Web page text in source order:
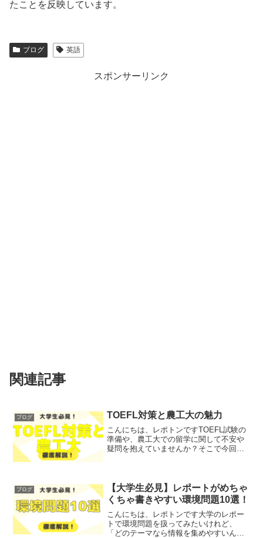
たことを反映しています。
ブログ 英語
スポンサーリンク
関連記事
ブログ TOEFL対策と農工大の魅力
こんにちは、レポトンですTOEFL試験の
準備や、農工大での留学に関して不安や
疑問を抱えていませんか？そこで今回
人におすすめ！TO...
ブログ
【大学生必見】レポートがめちゃ
くちゃ書きやすい環境問題10選！
こんにちは、レポトンです大学のレポー
トで環境問題を扱ってみたいけれど、
「どのテーマなら情報を集めやすいんだ